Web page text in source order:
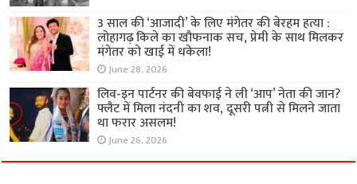
3 साल की ‘आजादी’ के लिए मंगेतर की बेरहम हत्या :
लोहागढ़ किले का खौफनाक सच, प्रेमी के साथ मिलकर
मंगेतर को खाई में धकेला!
June 28, 2026
लिव-इन पार्टनर की बेवफाई ने ली ‘आप’ नेता की जान?
फ्लैट में मिला नंदनी का शव, दूसरी पत्नी से मिलने जाता
था फरार असलम!
June 26, 2026